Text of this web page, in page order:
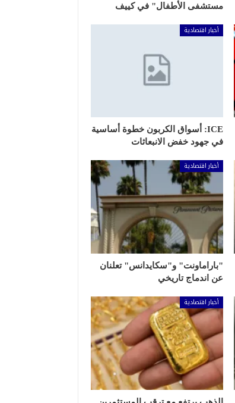
مستشفى الأطفال" في كييف
أخبار اقتصادية
ICE: أسواق الكربون خطوة أساسية
في جهود خفض الانبعاثات
أخبار اقتصادية
"باراماونت" و"سكايدانس" تعلنان
عن اندماج تاريخي
أخبار اقتصادية